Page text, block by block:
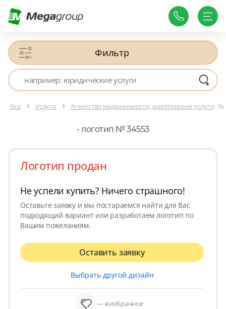
Фильтр
Все Услуги Агентство недвижимости, риелторские услуги №
- логотип № 34553
Логотип продан
Не успели купить? Ничего страшного!
Оставьте заявку и мы постараемся найти для Вас
подходящий вариант или разработаем логотип по
Вашим пожеланиям.
Оставить заявку
Выбрать другой дизайн
— в избранное